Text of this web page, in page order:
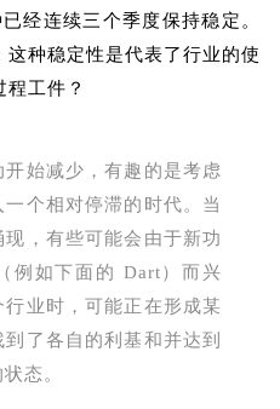
经连续三个季度保持稳定。
种稳定性是代表了行业的使
工件？
始减少，有趣的是考虑
个相对停滞的时代。当
，有些可能会由于新功
例如下面的 Dart）而兴
业时，可能正在形成某
了各自的利基和并达到
态。